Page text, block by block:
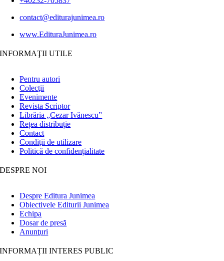
contact@editurajunimea.ro
www.EdituraJunimea.ro
INFORMAŢII UTILE
Pentru autori
Colecţii
Evenimente
Revista Scriptor
Librăria „Cezar Ivănescu”
Rețea distribuție
Contact
Condiţii de utilizare
Politică de confidențialitate
DESPRE NOI
Despre Editura Junimea
Obiectivele Editurii Junimea
Echipa
Dosar de presă
Anunţuri
INFORMAȚII INTERES PUBLIC